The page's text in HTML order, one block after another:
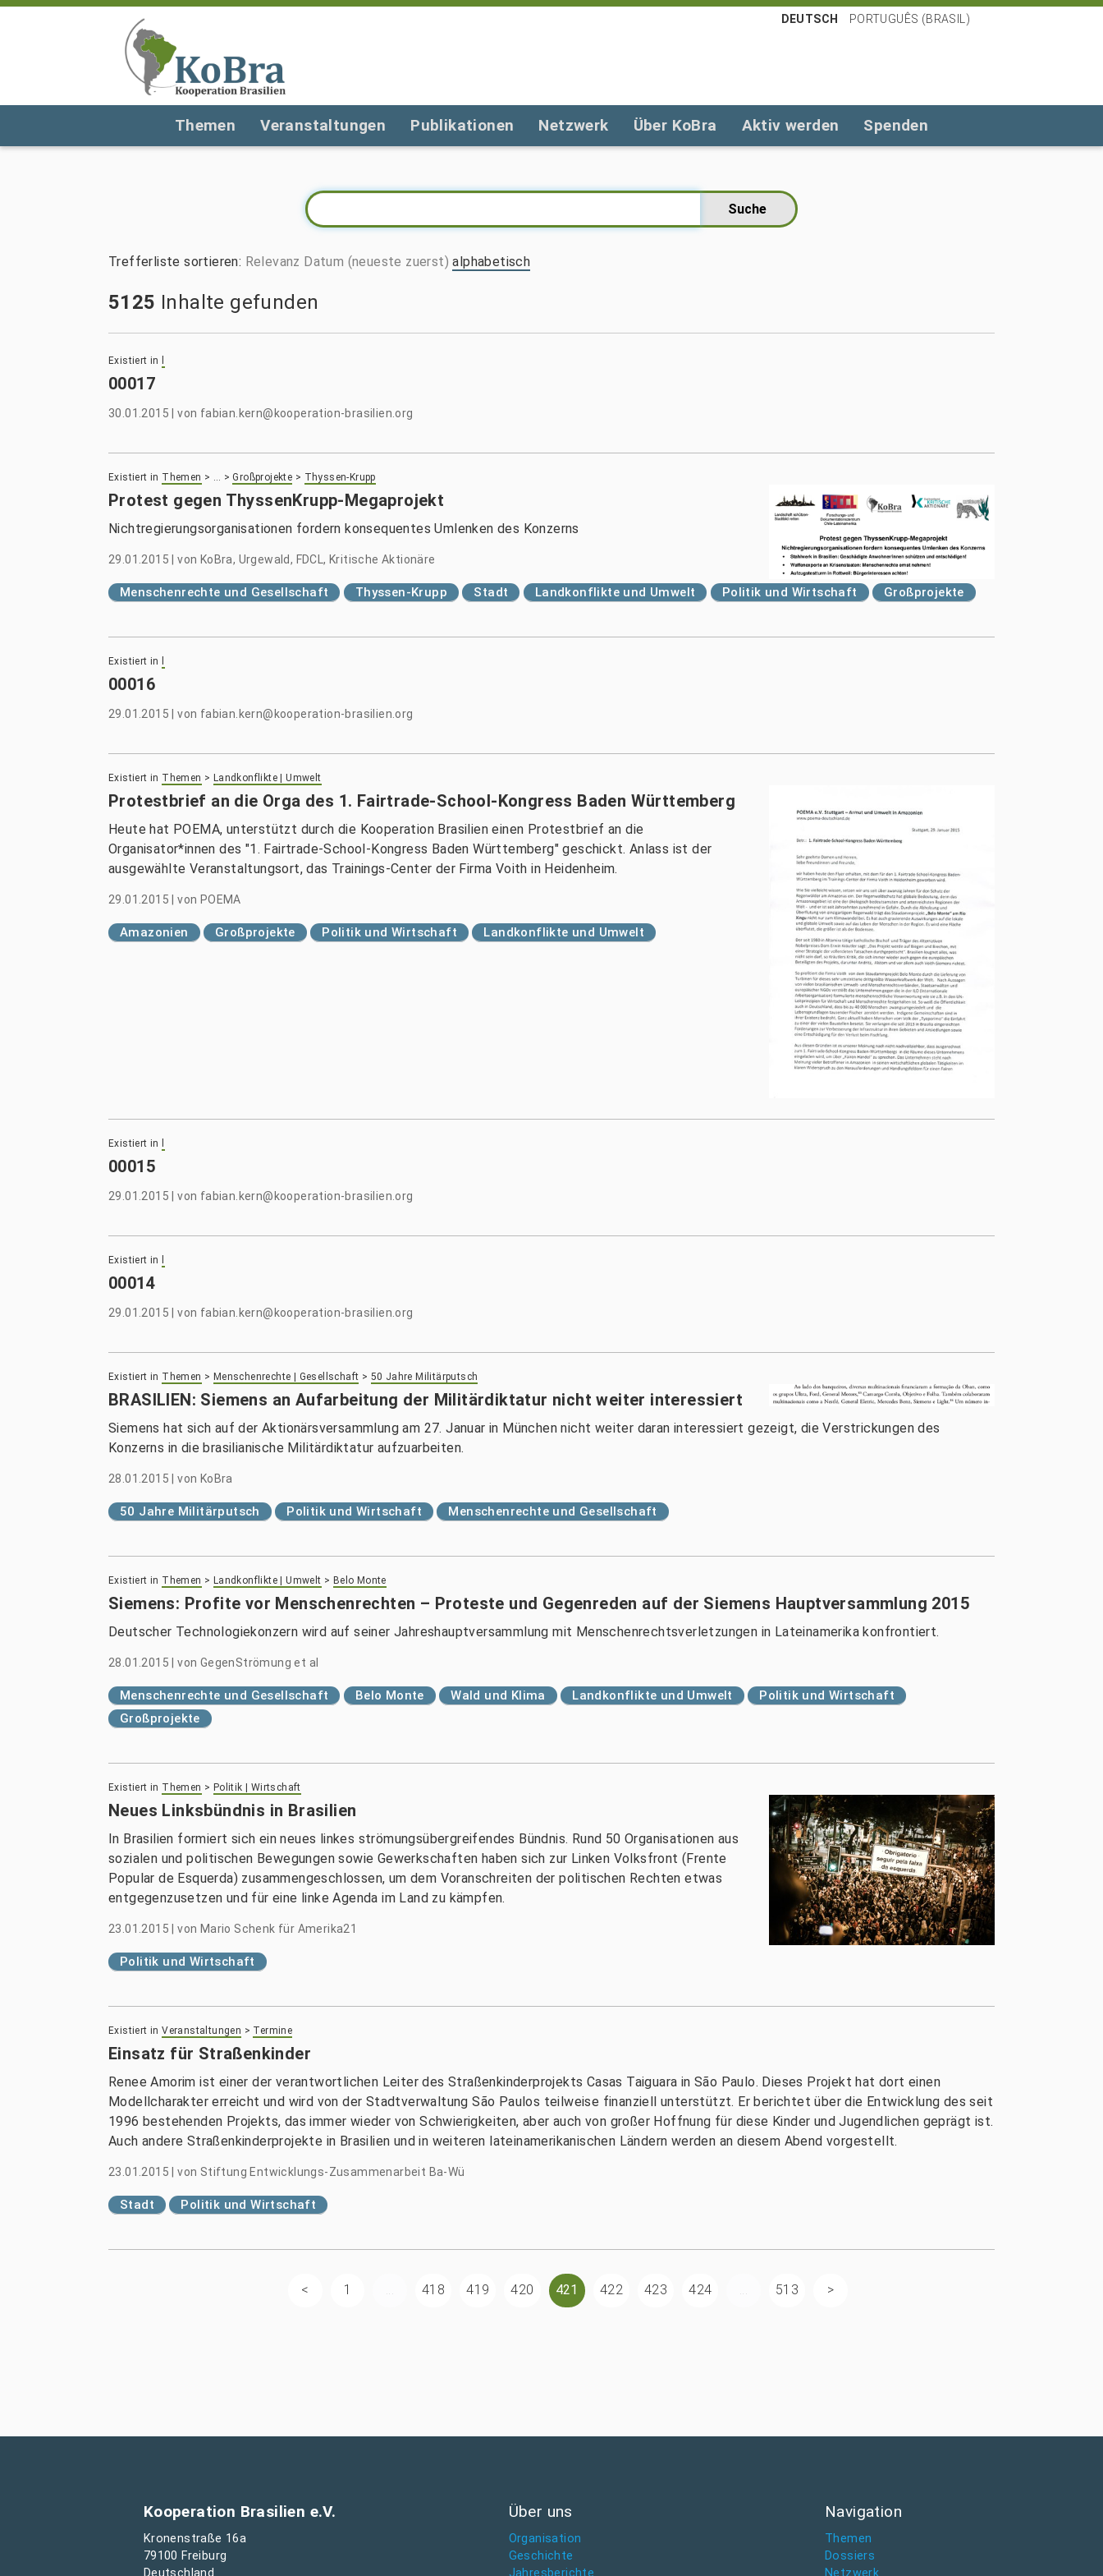
DEUTSCH PORTUGUÊS (BRASIL)
Themen Veranstaltungen Publikationen Netzwerk Über KoBra Aktiv werden Spenden
Trefferliste sortieren: Relevanz Datum (neueste zuerst) alphabetisch
5125 Inhalte gefunden
Existiert in
00017
30.01.2015 |von fabian.kern@kooperation-brasilien.org
Existiert in Themen > … >Großprojekte > Thyssen-Krupp
Protest gegen ThyssenKrupp-Megaprojekt
Nichtregierungsorganisationen fordern konsequentes Umlenken des Konzerns
29.01.2015 |von KoBra, Urgewald, FDCL, Kritische Aktionäre
Menschenrechte und Gesellschaft Thyssen-Krupp Stadt Landkonflikte und Umwelt Politik und Wirtschaft Großprojekte
Existiert in
00016
29.01.2015 |von fabian.kern@kooperation-brasilien.org
Existiert in Themen > Landkonflikte | Umwelt
Protestbrief an die Orga des 1. Fairtrade-School-Kongress Baden Württemberg
Heute hat POEMA, unterstützt durch die Kooperation Brasilien einen Protestbrief an die
Organisator*innen des "1. Fairtrade-School-Kongress Baden Württemberg" geschickt. Anlass ist der
ausgewählte Veranstaltungsort, das Trainings-Center der Firma Voith in Heidenheim.
29.01.2015 |von POEMA
Amazonien Großprojekte Politik und Wirtschaft Landkonflikte und Umwelt
Existiert in
00015
29.01.2015 |von fabian.kern@kooperation-brasilien.org
Existiert in
00014
29.01.2015 |von fabian.kern@kooperation-brasilien.org
Existiert in Themen > Menschenrechte | Gesellschaft > 50 Jahre Militärputsch
BRASILIEN: Siemens an Aufarbeitung der Militärdiktatur nicht weiter interessiert
Siemens hat sich auf der Aktionärsversammlung am 27. Januar in München nicht weiter daran interessiert gezeigt, die Verstrickungen des
Konzerns in die brasilianische Militärdiktatur aufzuarbeiten.
28.01.2015 |von KoBra
50 Jahre Militärputsch Politik und Wirtschaft Menschenrechte und Gesellschaft
Existiert in Themen > Landkonflikte | Umwelt > Belo Monte
Siemens: Profite vor Menschenrechten – Proteste und Gegenreden auf der Siemens Hauptversammlung 2015
Deutscher Technologiekonzern wird auf seiner Jahreshauptversammlung mit Menschenrechtsverletzungen in Lateinamerika konfrontiert.
28.01.2015 |von GegenStrömung et al
Menschenrechte und Gesellschaft Belo Monte Wald und Klima Landkonflikte und Umwelt
Politik und Wirtschaft
Großprojekte
Existiert in Themen > Politik | Wirtschaft
Neues Linksbündnis in Brasilien
In Brasilien formiert sich ein neues linkes strömungsübergreifendes Bündnis. Rund 50 Organisationen aus
sozialen und politischen Bewegungen sowie Gewerkschaften haben sich zur Linken Volksfront (Frente
Popular de Esquerda) zusammengeschlossen, um dem Voranschreiten der politischen Rechten etwas
entgegenzusetzen und für eine linke Agenda im Land zu kämpfen.
23.01.2015 |von Mario Schenk für Amerika21
Politik und Wirtschaft
Existiert in Veranstaltungen > Termine
Einsatz für Straßenkinder
Renee Amorim ist einer der verantwortlichen Leiter des Straßenkinderprojekts Casas Taiguara in São Paulo. Dieses Projekt hat dort einen
Modellcharakter erreicht und wird von der Stadtverwaltung São Paulos teilweise finanziell unterstützt. Er berichtet über die Entwicklung des seit
1996 bestehenden Projekts, das immer wieder von Schwierigkeiten, aber auch von großer Hoffnung für diese Kinder und Jugendlichen geprägt ist.
Auch andere Straßenkinderprojekte in Brasilien und in weiteren lateinamerikanischen Ländern werden an diesem Abend vorgestellt.
23.01.2015 |von Stiftung Entwicklungs-Zusammenarbeit Ba-Wü
Stadt Politik und Wirtschaft
1 ... 418 419 420 421 422 423 424 ... 513
Kooperation Brasilien e.V.
Kronenstraße 16a
79100 Freiburg
Über uns
Organisation
Geschichte
Navigation
Themen
Dossiers